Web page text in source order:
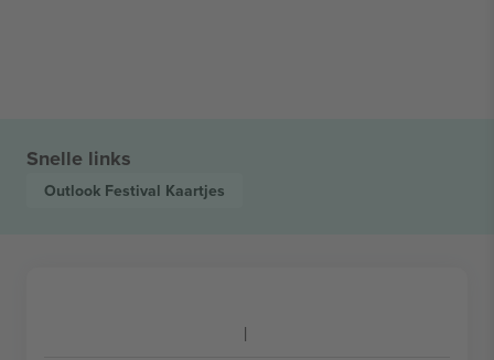
Snelle links
Outlook Festival Kaartjes